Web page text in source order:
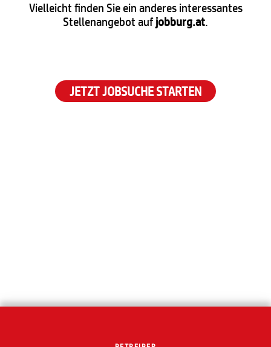
Vielleicht finden Sie ein anderes interessantes
Stellenangebot aufjobburg.at.
JETZT JOBSUCHE STARTEN